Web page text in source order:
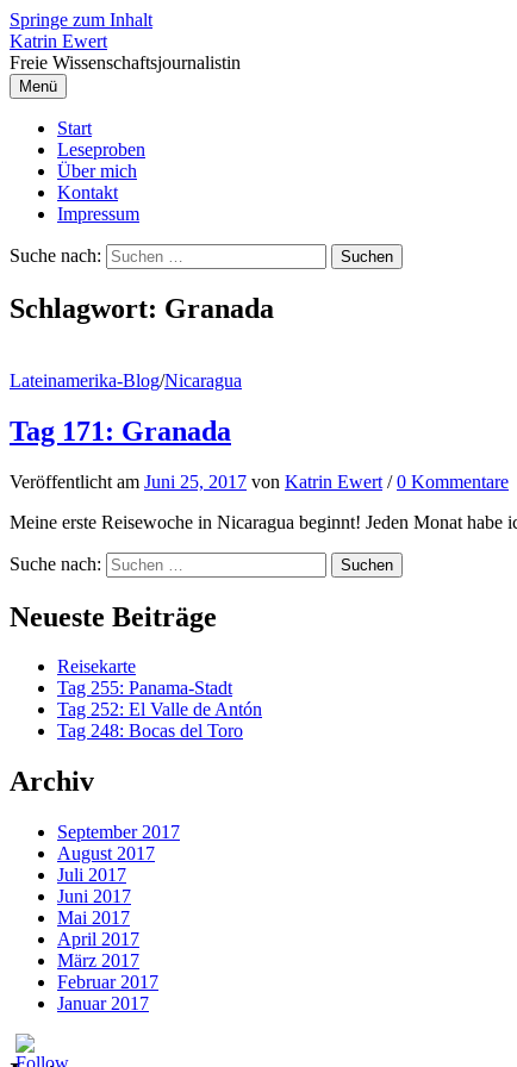
Springe zum Inhalt
Katrin Ewert
Freie Wissenschaftsjournalistin
Menü
Start
Leseproben
Über mich
Kontakt
Impressum
Suche nach:
Schlagwort: Granada
Lateinamerika-Blog/Nicaragua
Tag 171: Granada
Veröffentlicht am Juni 25, 2017 von Katrin Ewert /0 Kommentare
Meine erste Reisewoche in Nicaragua beginnt! Jeden Monat
Suche nach:
Neueste Beiträge
Reisekarte
Tag 255: Panama-Stadt
Tag 252: El Valle de Antón
Tag 248: Bocas del Toro
Archiv
September 2017
August 2017
Juli 2017
Juni 2017
Mai 2017
April 2017
März 2017
Februar 2017
Januar 2017